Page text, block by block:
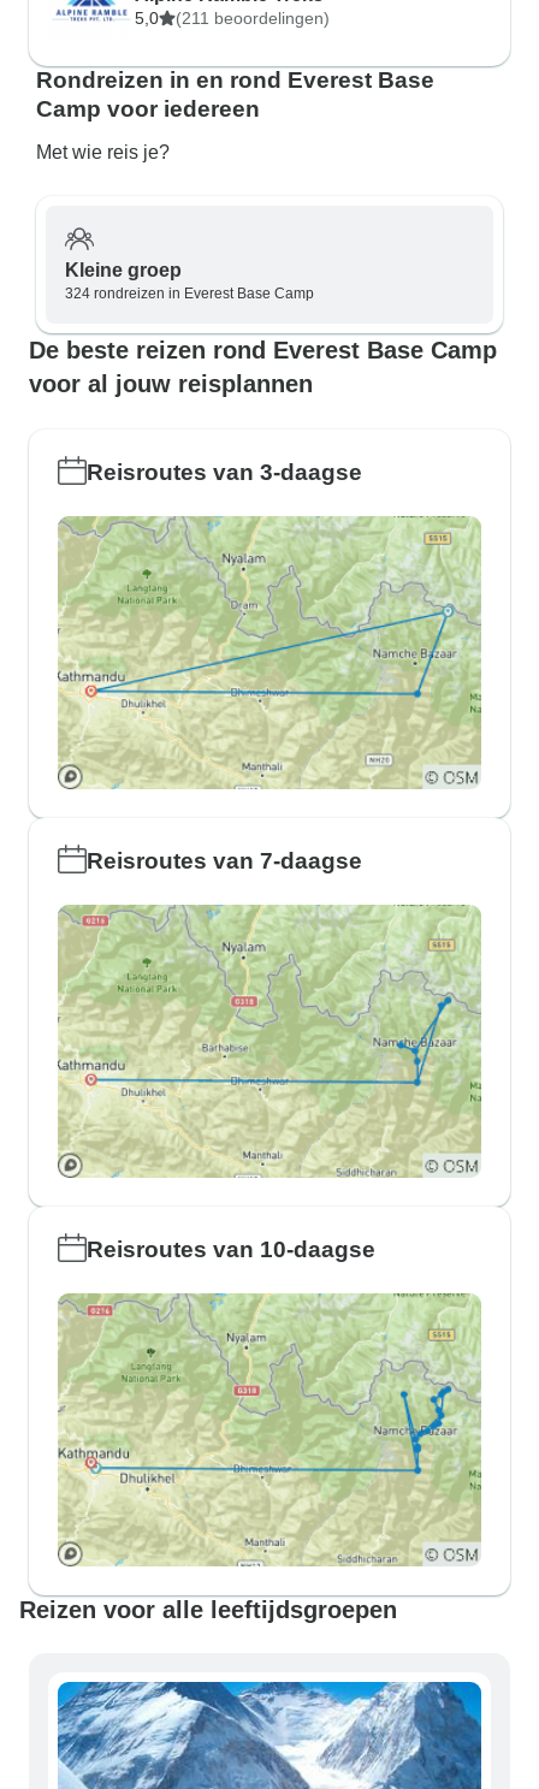
5,0 (211 beoordelingen)
Rondreizen in en rond Everest Base
Camp voor iedereen
Met wie reis je?
Kleine groep
324 rondreizen in Everest Base Camp
De beste reizen rond Everest Base Camp
voor al jouw reisplannen
Reisroutes van 3-daagse
Reisroutes van 7-daagse
Reisroutes van 10-daagse
Reizen voor alle leeftijdsgroepen